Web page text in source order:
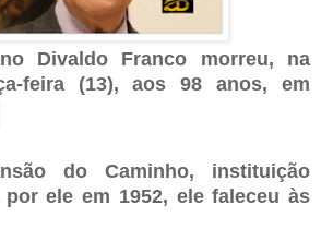
Divaldo Franco morreu, na
feira (13), aos 98 anos, em
do Caminho, instituição
ele em 1952, ele faleceu às